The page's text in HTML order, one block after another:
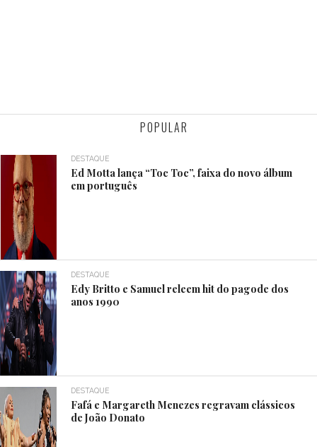
POPULAR
DESTAQUE
Ed Motta lança “Toc Toc”, faixa do novo álbum
em português
DESTAQUE
Edy Britto e Samuel releem hit do pagode dos
anos 1990
DESTAQUE
Fafá e Margareth Menezes regravam clássicos
de João Donato